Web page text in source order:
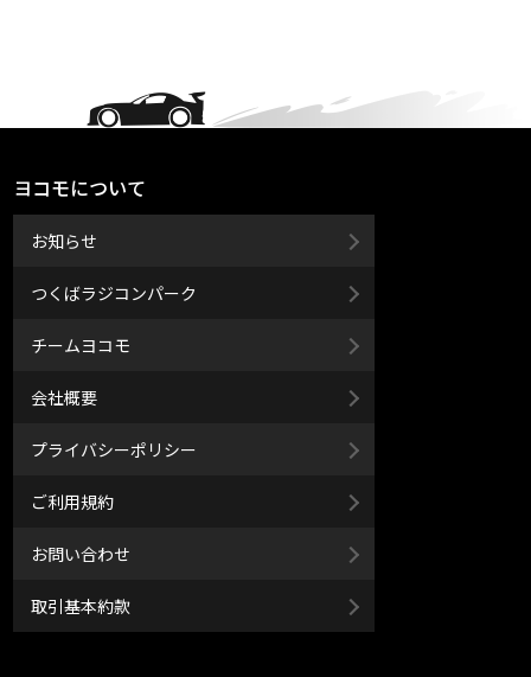
ヨコモについて
お知らせ
つくばラジコンパーク
チームヨコモ
会社概要
プライバシーポリシー
ご利用規約
お問い合わせ
取引基本約款